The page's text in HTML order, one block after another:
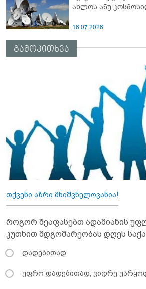
16.07.2026
გამოკითხვა
თქვენი აზრი მნიშვნელოვანია!
როგორ შეაფასებთ ადამიანის
კუთხით მდგომარეობას დღეს
დადებითად
უფრო დადებითად, ვიდრე